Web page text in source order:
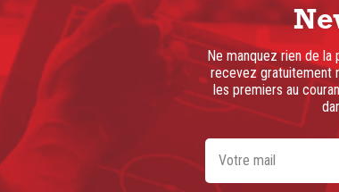
Ne manquez rien de la
recevez gratuitement
les premiers au